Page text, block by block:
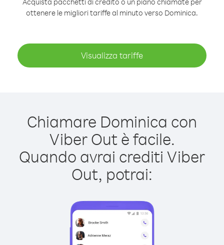
ottenere le migliori tariffe al minuto verso Dominica.
Visualizza tariffe
Chiamare Dominica con
Viber Out è facile.
Quando avrai crediti Viber
Out, potrai: